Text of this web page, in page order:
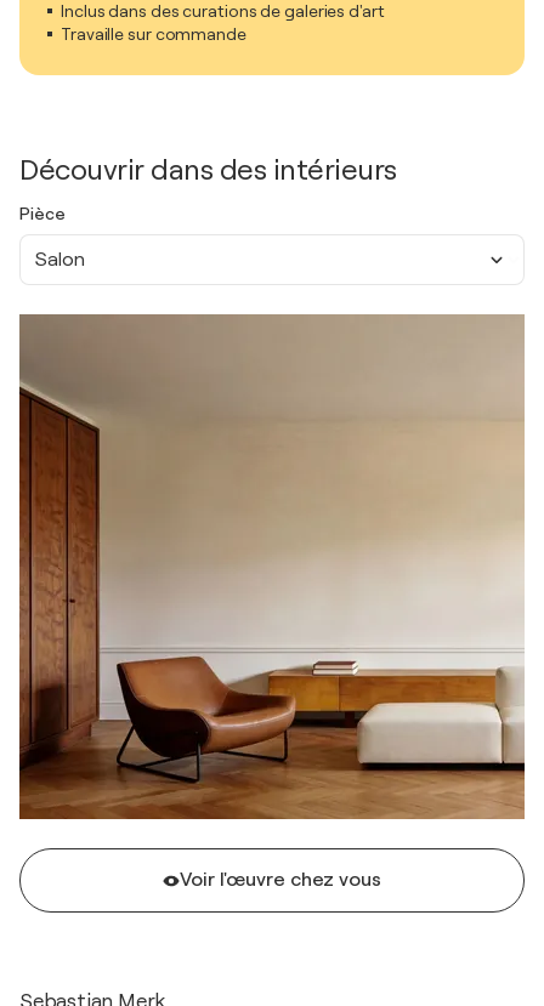
Inclus dans des curations de galeries d'art
Travaille sur commande
Découvrir dans des intérieurs
Pièce
Salon
Voir l'œuvre chez vous